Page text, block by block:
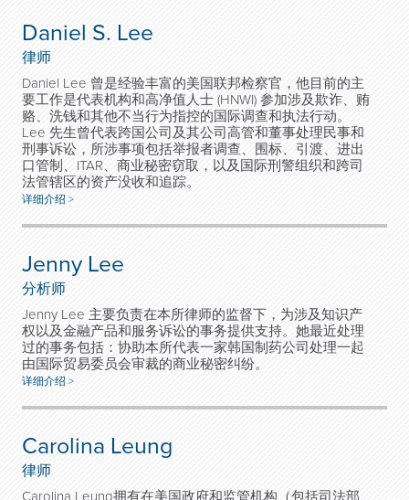
Daniel S. Lee
律师
Daniel Lee 曾是经验丰富的美国联邦检察官，他目前的主
要工作是代表机构和高净值人士 (HNWI) 参加涉及欺诈、贿
赂、洗钱和其他不当行为指控的国际调查和执法行动。
Lee 先生曾代表跨国公司及其公司高管和董事处理民事和
刑事诉讼，所涉事项包括举报者调查、围标、引渡、进出
口管制、ITAR、商业秘密窃取，以及国际刑警组织和跨司
法管辖区的资产没收和追踪。
详细介绍 >
Jenny Lee
分析师
Jenny Lee 主要负责在本所律师的监督下，为涉及知识产
权以及金融产品和服务诉讼的事务提供支持。她最近处理
过的事务包括：协助本所代表一家韩国制药公司处理一起
由国际贸易委员会审裁的商业秘密纠纷。
详细介绍 >
Carolina Leung
律师
Carolina Leung拥有在美国政府和监管机构（包括司法部、